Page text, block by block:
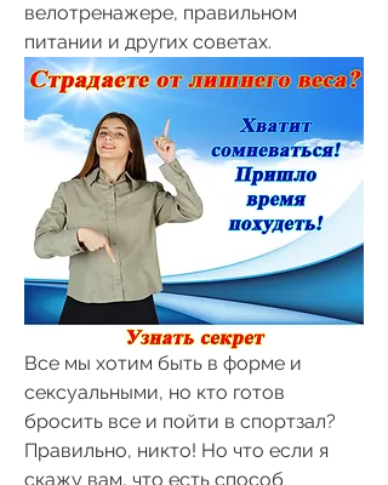
велотренажере, правильном
питании и других советах.
Все мы хотим быть в форме и
сексуальными, но кто готов
бросить все и пойти в спортзал?
Правильно, никто! Но что если я
скажу вам, что есть способ